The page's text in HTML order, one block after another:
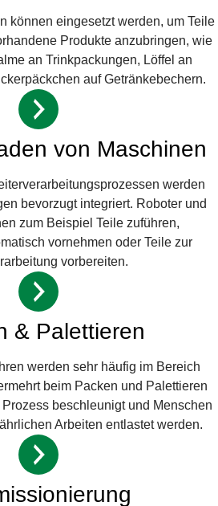
können eingesetzt werden, um Teile
Produkte anzubringen, wie
an Trinkpackungen, Löffel an
auf Getränkebechern.
von Maschinen
werden
bevorzugt integriert. Roboter und
zum Beispiel Teile zuführen,
vornehmen oder Teile zur
vorbereiten.
& Palettieren
werden sehr häufig im Bereich
beim Packen und Palettieren
beschleunigt und Menschen
Arbeiten entlastet werden.